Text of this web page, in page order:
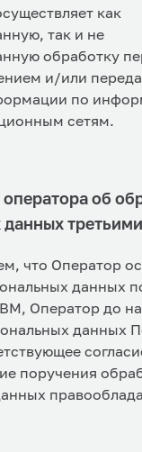
как
так и не
обработку
и/или
по
сетям.
об
что Оператор
данных
Оператор до
данных
поручения